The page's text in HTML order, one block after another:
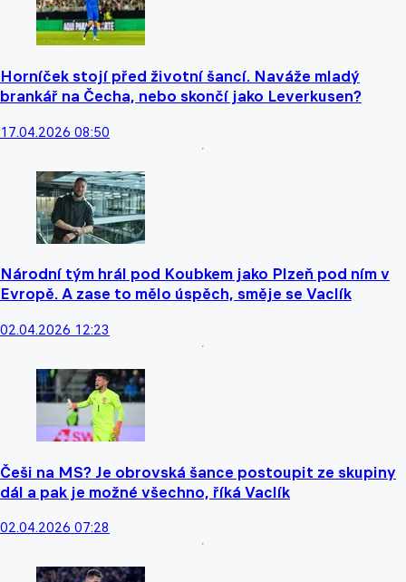
Horníček stojí před životní šancí. Naváže mladý
brankář na Čecha, nebo skončí jako Leverkusen?
17.04.2026 08:50
Národní tým hrál pod Koubkem jako Plzeň pod ním v
Evropě. A zase to mělo úspěch, směje se Vaclík
02.04.2026 12:23
Češi na MS? Je obrovská šance postoupit ze skupiny
dál a pak je možné všechno, říká Vaclík
02.04.2026 07:28